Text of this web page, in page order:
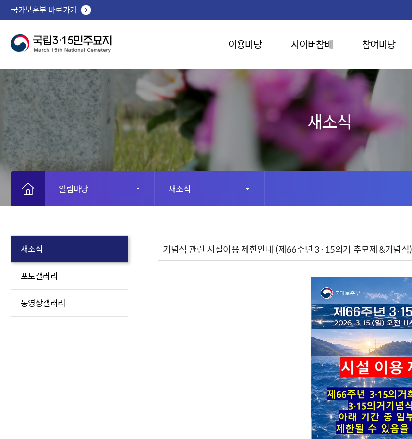
국가보훈부 바로가기
이용마당 사이버참배 참여마당
새소식
알림마당 새소식
새소식
포토갤러리
동영상갤러리
기념식 관련 시설이용 제한안내 (제66주년 3·15의거 추모제 &기념식)